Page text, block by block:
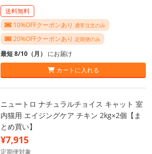
送料無料
10%OFFクーポンあり 通常注文のみ
20%OFFクーポンあり 定期便のみ
最短 8/10（月） にお届け
カートに入れる
ニュートロ ナチュラルチョイス キャット 室
内猫用 エイジングケア チキン 2kg×2個【ま
とめ買い】
¥7,915
定期便対象